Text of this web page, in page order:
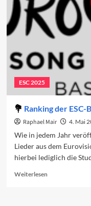
ESC 2025
Ranking der
Raphael Mair 4. Mai
Wie in jedem Jahr
Lieder aus dem
hierbei lediglich die
WeiterlesenRead